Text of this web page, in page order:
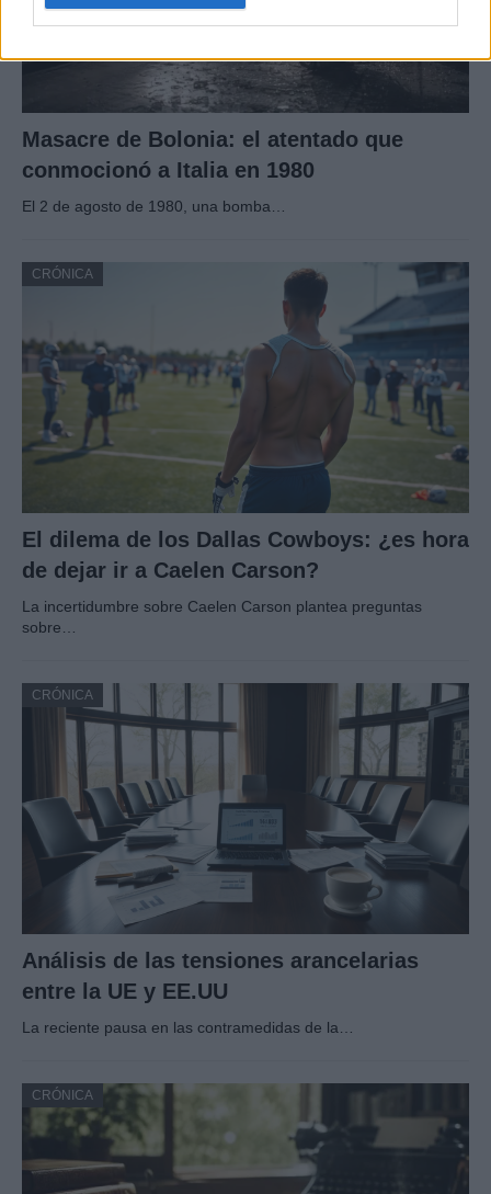
Masacre de Bolonia: el atentado que
conmocionó a Italia en 1980
El 2 de agosto de 1980, una bomba…
CRÓNICA
El dilema de los Dallas Cowboys: ¿es hora
de dejar ir a Caelen Carson?
La incertidumbre sobre Caelen Carson plantea preguntas
sobre…
CRÓNICA
Análisis de las tensiones arancelarias
entre la UE y EE.UU
La reciente pausa en las contramedidas de la…
CRÓNICA